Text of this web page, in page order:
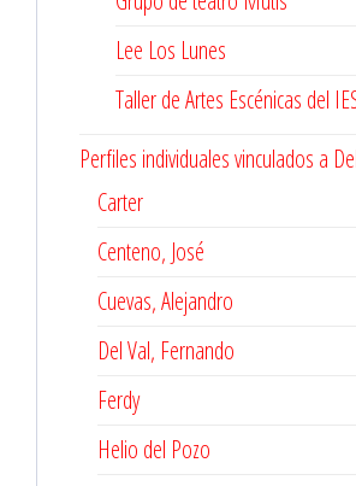
Lee Los Lunes
Taller de Artes Escénicas del
Perfiles individuales vinculados a
Carter
Centeno, José
Cuevas, Alejandro
Del Val, Fernando
Ferdy
Helio del Pozo